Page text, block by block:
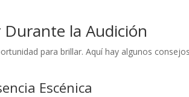
la Audición
para brillar. Aquí hay algunos
Escénica